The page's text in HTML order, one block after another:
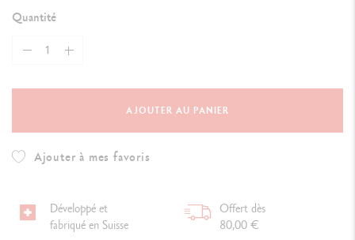
Quantité
AJOUTER AU PANIER
Ajouter à mes favoris
Développé et
fabriqué en Suisse
Offert dès
80,00 €